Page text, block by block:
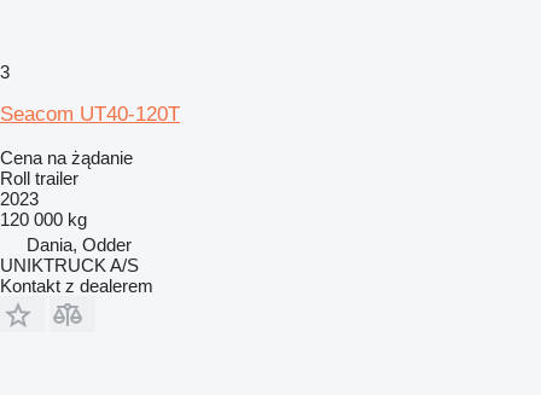
3
Seacom UT40-120T
Cena na żądanie
Roll trailer
2023
120 000 kg
Dania, Odder
UNIKTRUCK A/S
Kontakt z dealerem